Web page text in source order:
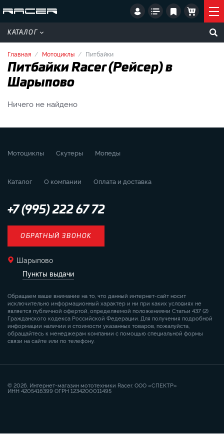
КАТАЛОГ
Главная Мотоциклы Питбайки
Питбайки Racer (Рейсер) в
Шарыпово
Ничего не найдено
Мотоциклы Скутеры Мопеды
Каталог О компании Оплата и доставка
+7 (995) 222 67 72
ОБРАТНЫЙ ЗВОНОК
Шарыпово
Пункты выдачи
Обращаем ваше внимание на то, что данный интернет-сайт носит
исключительно информационный характер и ни при каких условиях не
является публичной офертой, определяемой положениями Статьи 437 (2)
Гражданского кодекса Российской Федерации. Для получения подробной
информации наличии и стоимости указанных товаров, пожалуйста,
обращайтесь к менеджерам компании с помощью специальной формы
связи на сайте или по телефону.
© 2026. Интернет-магазин мототехники Racer. ООО «СПЕКТР»
ИНН 4205416399 ОГРН 1234200011495